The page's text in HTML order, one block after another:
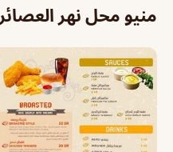
منيو محل نهر العصائر